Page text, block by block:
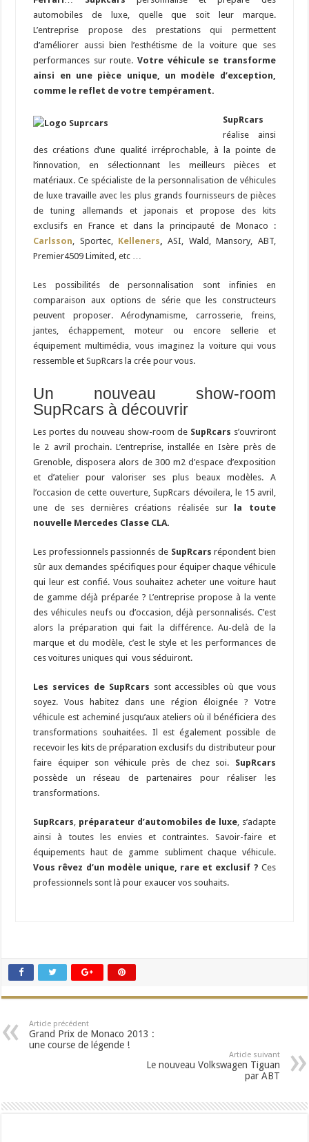
automobiles de luxe, quelle que soit leur marque.
L’entreprise propose des prestations qui permettent
d’améliorer aussi bien l’esthétisme de la voiture que ses
performances sur route. Votre véhicule se transforme
ainsi en une pièce unique, un modèle d’exception,
comme le reflet de votre tempérament.
SupRcars
réalise ainsi
des créations d’une qualité irréprochable, à la pointe de
l’innovation, en sélectionnant les meilleurs pièces et
matériaux. Ce spécialiste de la personnalisation de véhicules
de luxe travaille avec les plus grands fournisseurs de pièces
de tuning allemands et japonais et propose des kits
exclusifs en France et dans la principauté de Monaco :
Carlsson , Sportec, Kelleners
ASI, Wald, Mansory, ABT,
Premier4509 Limited, etc …
Les possibilités de personnalisation sont infinies en
comparaison aux options de série que les constructeurs
peuvent proposer. Aérodynamisme, carrosserie, freins,
jantes, échappement, moteur ou encore sellerie et
équipement multimédia, vous imaginez la voiture qui vous
ressemble et SupRcars la crée pour vous.
Un nouveau show-room
SupRcars à découvrir
Les portes du nouveau show-room de SupRcars s’ouvriront
le 2 avril prochain. L’entreprise, installée en Isère près de
Grenoble, disposera alors de 300 m2 d’espace d’exposition
et d’atelier pour valoriser ses plus beaux modèles. A
l’occasion de cette ouverture, SupRcars dévoilera, le 15 avril,
une de ses dernières créations réalisée sur la toute
nouvelle Mercedes Classe CLA.
Les professionnels passionnés de SupRcars répondent bien
sûr aux demandes spécifiques pour équiper chaque véhicule
qui leur est confié. Vous souhaitez acheter une voiture haut
de gamme déjà préparée ? L’entreprise propose à la vente
des véhicules neufs ou d’occasion, déjà personnalisés. C’est
alors la préparation qui fait la différence. Au-delà de la
marque et du modèle, c’est le style et les performances de
ces voitures uniques qui vous séduiront.
Les services de SupRcars sont accessibles où que vous
soyez. Vous habitez dans une région éloignée ? Votre
véhicule est acheminé jusqu’aux ateliers où il bénéficiera des
transformations souhaitées. Il est également possible de
recevoir les kits de préparation exclusifs du distributeur pour
faire équiper son véhicule près de chez soi. SupRcars
possède un réseau de partenaires pour réaliser les
transformations.
SupRcars préparateur d’automobiles de luxe , s’adapte
ainsi à toutes les envies et contraintes. Savoir-faire et
équipements haut de gamme subliment chaque véhicule.
Vous rêvez d’un modèle unique, rare et exclusif ? Ces
professionnels sont là pour exaucer vos souhaits.
Article précédent
Grand Prix de Monaco 2013 :
une course de légende !
Article suivant
Le nouveau Volkswagen Tiguan
par ABT